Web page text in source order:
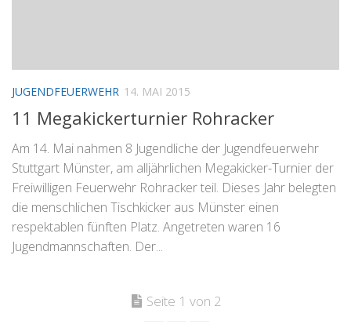
JUGENDFEUERWEHR 14. MAI 2015
11 Megakickerturnier Rohracker
Am 14. Mai nahmen 8 Jugendliche der Jugendfeuerwehr
Stuttgart Münster, am alljährlichen Megakicker-Turnier der
Freiwilligen Feuerwehr Rohracker teil. Dieses Jahr belegten
die menschlichen Tischkicker aus Münster einen
respektablen fünften Platz. Angetreten waren 16
Jugendmannschaften. Der...
Seite 1 von 2